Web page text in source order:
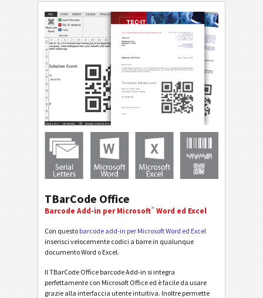
TBarCode Office
Barcode Add-in per Microsoft® Word ed Excel
Con questo barcode add-in per Microsoft Word ed Excel
inserisci velocemente codici a barre in qualunque
documento Word o Excel.
Il TBarCode Office barcode Add-in si integra
perfettamente con Microsoft Office ed è facile da usare
grazie alla interfaccia utente intuitiva. Inoltre permette